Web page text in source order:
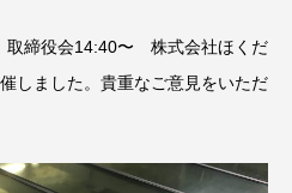
締役会14:40〜 株式会社ほくだ
しました。貴重なご意見をいただ